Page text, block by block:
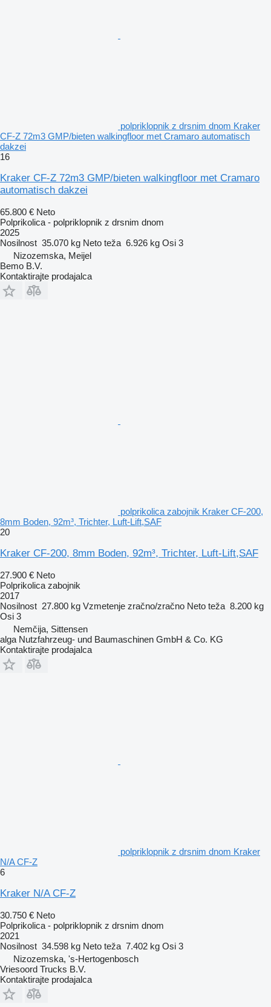
polpriklopnik z drsnim dnom Kraker
CF-Z 72m3 GMP/bieten walkingfloor met Cramaro automatisch
dakzei
16
Kraker CF-Z 72m3 GMP/bieten walkingfloor met Cramaro
automatisch dakzei
65.800 € Neto
Polprikolica - polpriklopnik z drsnim dnom
2025
Nosilnost 35.070 kg Neto teža 6.926 kg Osi 3
Nizozemska, Meijel
Bemo B.V.
Kontaktirajte prodajalca
polprikolica zabojnik Kraker CF-200,
8mm Boden, 92m³, Trichter, Luft-Lift,SAF
20
Kraker CF-200, 8mm Boden, 92m³, Trichter, Luft-Lift,SAF
27.900 € Neto
Polprikolica zabojnik
2017
Nosilnost 27.800 kg Vzmetenje zračno/zračno Neto teža 8.200 kg
Osi 3
Nemčija, Sittensen
alga Nutzfahrzeug- und Baumaschinen GmbH & Co. KG
Kontaktirajte prodajalca
polpriklopnik z drsnim dnom Kraker
N/A CF-Z
6
Kraker N/A CF-Z
30.750 € Neto
Polprikolica - polpriklopnik z drsnim dnom
2021
Nosilnost 34.598 kg Neto teža 7.402 kg Osi 3
Nizozemska, 's-Hertogenbosch
Vriesoord Trucks B.V.
Kontaktirajte prodajalca